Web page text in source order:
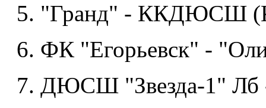
5. "Гранд" - ККДЮСШ
6. ФК "Егорьевск" -
7. ДЮСШ "Звезда-1"